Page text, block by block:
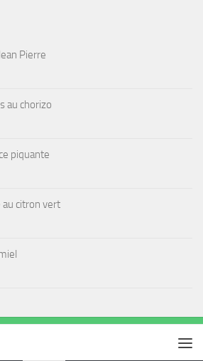
Pierre
au chorizo
piquante
citron vert